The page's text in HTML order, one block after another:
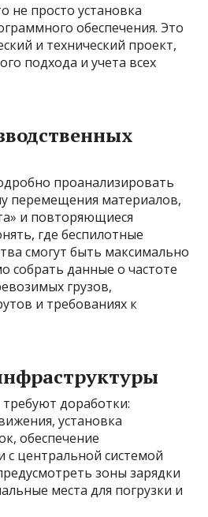
не просто установка
обеспечения. Это
и технический проект,
подхода и учета всех
проанализировать
перемещения материалов,
и повторяющиеся
где беспилотные
смогут быть максимально
собрать данные о частоте
грузов,
и требованиях к
доработки:
установка
обеспечение
с центральной системой
зоны зарядки
места для погрузки и